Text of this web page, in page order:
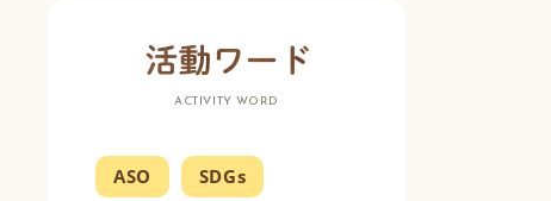
ACTIVITY WORD
ASO SDGs